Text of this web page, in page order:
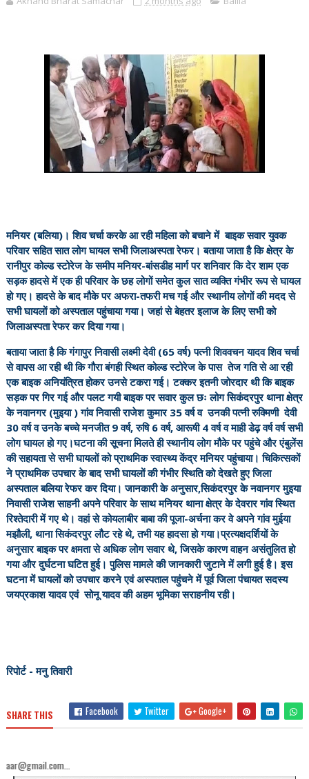
मनियर (बलिया)। शिव चर्चा करके आ रही महिला को बचाने में बाइक सवार युवक
परिवार सहित सात लोग घायल सभी जिलाअस्पता रेफर। बताया जाता है कि क्षेत्र के
रानीपुर कोल्ड स्टोरेज के समीप मनियर-बांसडीह मार्ग पर शनिवार कि देर शाम एक
सड़क हादसे में एक ही परिवार के छह लोगों समेत कुल सात व्यक्ति गंभीर रूप से घायल
हो गए। हादसे के बाद मौके पर अफरा-तफरी मच गई और स्थानीय लोगों की मदद से
सभी घायलों को अस्पताल पहुंचाया गया। जहां से बेहतर इलाज के लिए सभी को
जिलाअस्पता रेफर कर दिया गया।
बताया जाता है कि गंगापुर निवासी लक्ष्मी देवी (65 वर्ष) पत्नी शिववचन यादव शिव चर्चा
से वापस आ रही थी कि गौरा बंगही स्थित कोल्ड स्टोरेज के पास तेज गति से आ रही
एक बाइक अनियंत्रित होकर उनसे टकरा गई। टक्कर इतनी जोरदार थी कि बाइक
सड़क पर गिर गई और पलट गयी बाइक पर सवार कुल छः लोग सिकंदरपुर थाना क्षेत्र
के नवानगर (मुइया ) गांव निवासी राजेश कुमार 35 वर्ष व उनकी पत्नी रुक्मिणी देवी
30 वर्ष व उनके बच्चे मनजीत 9 वर्ष, रुषि 6 वर्ष, आरूषी 4 वर्ष व माही डेढ़ वर्ष वर्ष सभी
लोग घायल हो गए।घटना की सूचना मिलते ही स्थानीय लोग मौके पर पहुंचे और एंबुलेंस
की सहायता से सभी घायलों को प्राथमिक स्वास्थ्य केंद्र मनियर पहुंचाया। चिकित्सकों
ने प्राथमिक उपचार के बाद सभी घायलों की गंभीर स्थिति को देखते हुए जिला
अस्पताल बलिया रेफर कर दिया। जानकारी के अनुसार,सिकंदरपुर के नवानगर मुइया
निवासी राजेश साहनी अपने परिवार के साथ मनियर थाना क्षेत्र के देवरार गांव स्थित
रिश्तेदारी में गए थे। वहां से कोयलाबीर बाबा की पूजा-अर्चना कर वे अपने गांव मुईया
मझौली, थाना सिकंदरपुर लौट रहे थे, तभी यह हादसा हो गया।प्रत्यक्षदर्शियों के
अनुसार बाइक पर क्षमता से अधिक लोग सवार थे, जिसके कारण वाहन असंतुलित हो
गया और दुर्घटना घटित हुई। पुलिस मामले की जानकारी जुटाने में लगी हुई है। इस
घटना में घायलों को उपचार करने एवं अस्पताल पहुंचने में पूर्व जिला पंचायत सदस्य
जयप्रकाश यादव एवं सोनू यादव की अहम भूमिका सराहनीय रही।
रिपोर्ट - मनु तिवारी
SHARE THIS Facebook Twitter Google+